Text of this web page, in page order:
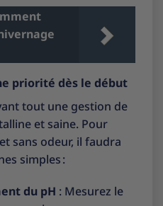
priorité dès le début
tout une gestion de
et saine. Pour
sans odeur, il faudra
simples :
du pH : Mesurez le